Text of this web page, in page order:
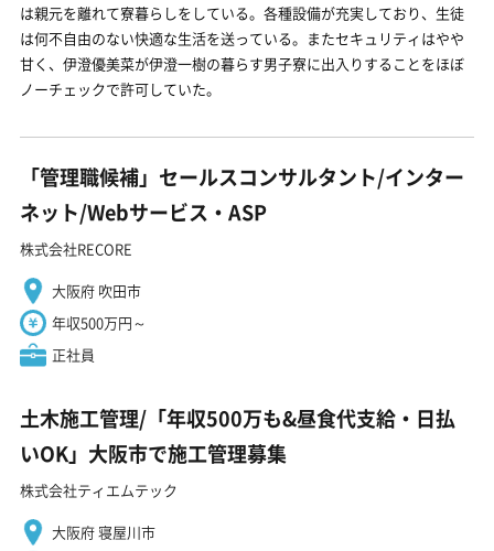
は親元を離れて寮暮らしをしている。各種設備が充実しており、生徒
は何不自由のない快適な生活を送っている。またセキュリティはやや
甘く、伊澄優美菜が伊澄一樹の暮らす男子寮に出入りすることをほぼ
ノーチェックで許可していた。
「管理職候補」セールスコンサルタント/インター
ネット/Webサービス・ASP
株式会社RECORE
大阪府 吹田市
年収500万円～
正社員
土木施工管理/「年収500万も&昼食代支給・日払
いOK」大阪市で施工管理募集
株式会社ティエムテック
大阪府 寝屋川市